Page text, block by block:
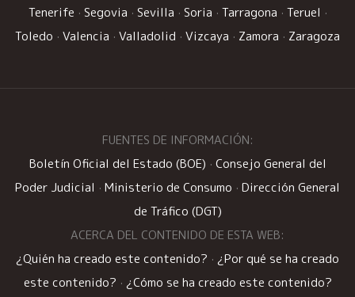
Tenerife · Segovia · Sevilla · Soria · Tarragona · Teruel ·
Toledo · Valencia · Valladolid · Vizcaya · Zamora · Zaragoza
FUENTES DE INFORMACIÓN:
Boletín Oficial del Estado (BOE) · Consejo General del
Poder Judicial · Ministerio de Consumo · Dirección General
de Tráfico (DGT)
ACERCA DEL CONTENIDO DE ESTA WEB:
¿Quién ha creado este contenido? · ¿Por qué se ha creado
este contenido? · ¿Cómo se ha creado este contenido?